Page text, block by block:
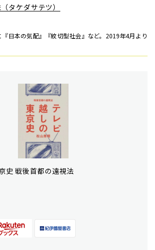
タケダサテツ）
日本の気配』『紋切型社会』など。2019年4月より
史 戦後首都の遠視法